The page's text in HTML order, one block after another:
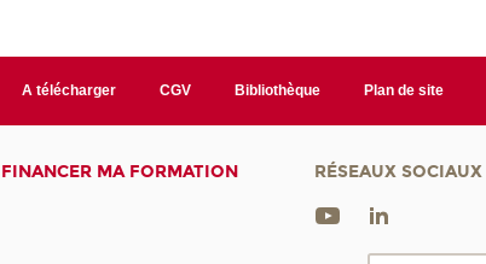
A télécharger CGV Bibliothèque Plan de site
FINANCER MA FORMATION RÉSEAUX SOCIAUX